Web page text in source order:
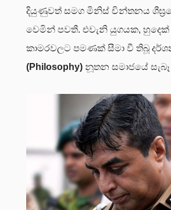
දියුණුවත් සමග මිනිස් චින්තනය
වෙමින් පවතී. එවැනි යුගයක, හුදෙක්
කාමරවලට පමණක් සීමා වී තිබූ
(Philosophy) නූතන සමාජයේ සැබෑ